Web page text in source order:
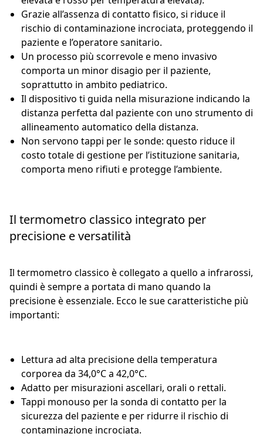
Grazie all’assenza di contatto fisico, si riduce il
rischio di contaminazione incrociata, proteggendo il
paziente e l’operatore sanitario.
Un processo più scorrevole e meno invasivo
comporta un minor disagio per il paziente,
soprattutto in ambito pediatrico.
Il dispositivo ti guida nella misurazione indicando la
distanza perfetta dal paziente con uno strumento di
allineamento automatico della distanza.
Non servono tappi per le sonde: questo riduce il
costo totale di gestione per l’istituzione sanitaria,
comporta meno rifiuti e protegge l’ambiente.
Il termometro classico integrato per
precisione e versatilità
Il termometro classico è collegato a quello a infrarossi,
quindi è sempre a portata di mano quando la
precisione è essenziale. Ecco le sue caratteristiche più
importanti:
Lettura ad alta precisione della temperatura
corporea da 34,0°C a 42,0°C.
Adatto per misurazioni ascellari, orali o rettali.
Tappi monouso per la sonda di contatto per la
sicurezza del paziente e per ridurre il rischio di
contaminazione incrociata.